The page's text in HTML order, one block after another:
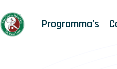
Programma’s